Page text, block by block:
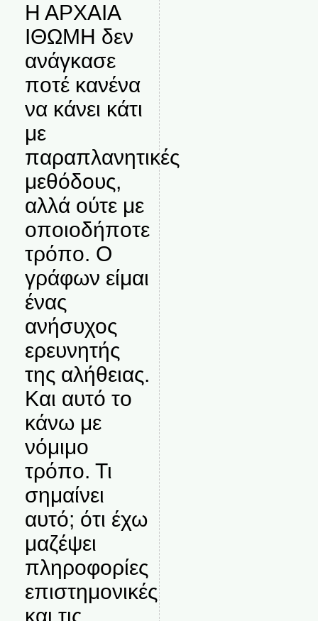
Η ΑΡΧΑΙΑ
ΙΘΩΜΗ δεν
ανάγκασε
ποτέ κανένα
να κάνει κάτι
με
παραπλανητικές
μεθόδους,
αλλά ούτε με
οποιοδήποτε
τρόπο. Ο
γράφων είμαι
ένας
ανήσυχος
ερευνητής
της αλήθειας.
Και αυτό το
κάνω με
νόμιμο
τρόπο. Τι
σημαίνει
αυτό; ότι έχω
μαζέψει
πληροφορίες
επιστημονικές
και τις